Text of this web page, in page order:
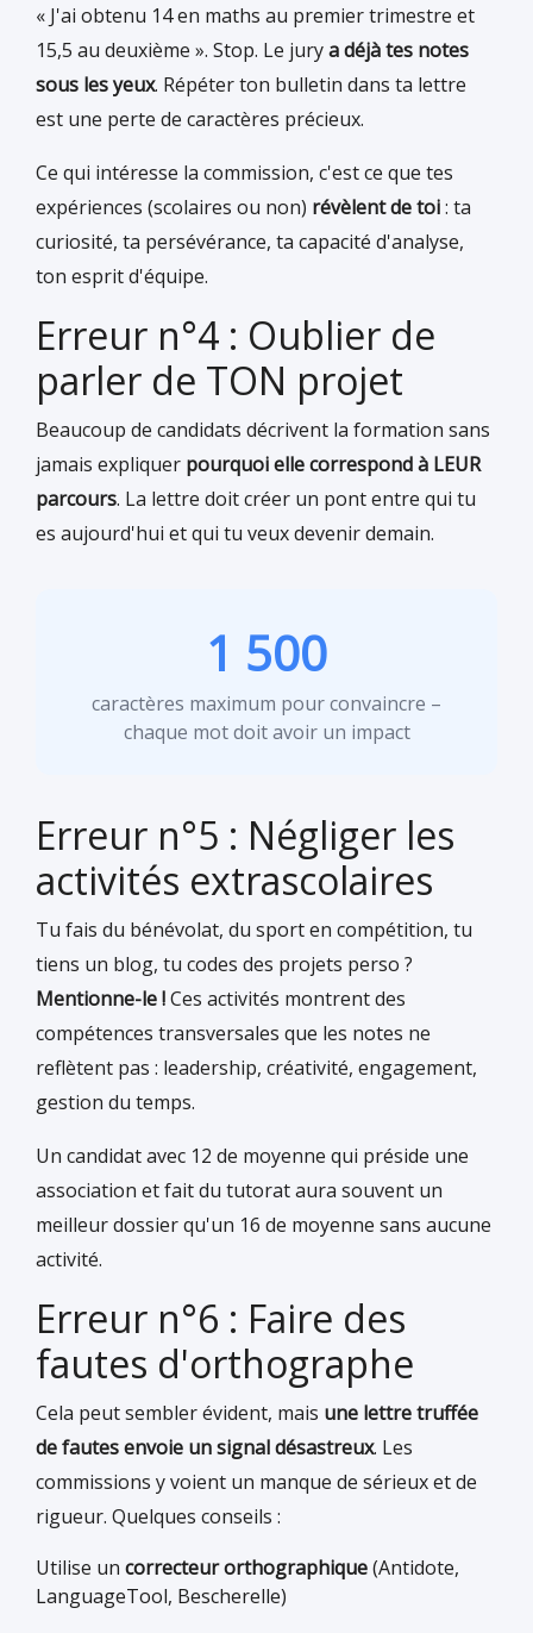
« J'ai obtenu 14 en maths au premier trimestre et
15,5 au deuxième ». Stop. Le jurya déjà tes notes
sous les yeux. Répéter ton bulletin dans ta lettre
est une perte de caractères précieux.
Ce qui intéresse la commission, c'est ce que tes
expériences (scolaires ou non) révèlent de toi: ta
curiosité, ta persévérance, ta capacité d'analyse,
ton esprit d'équipe.
Erreur n°4 : Oublier de
parler de TON projet
Beaucoup de candidats décrivent la formation sans
jamais expliquer pourquoi elle correspond à LEUR
parcours. La lettre doit créer un pont entre qui tu
es aujourd'hui et qui tu veux devenir demain.
1 500
caractères maximum pour convaincre –
chaque mot doit avoir un impact
Erreur n°5 : Négliger les
activités extrascolaires
Tu fais du bénévolat, du sport en compétition, tu
tiens un blog, tu codes des projets perso ?
Mentionne-le !Ces activités montrent des
compétences transversales que les notes ne
reflètent pas : leadership, créativité, engagement,
gestion du temps.
Un candidat avec 12 de moyenne qui préside une
association et fait du tutorat aura souvent un
meilleur dossier qu'un 16 de moyenne sans aucune
activité.
Erreur n°6 : Faire des
fautes d'orthographe
Cela peut sembler évident, mais une lettre truffée
de fautes envoie un signal désastreux. Les
commissions y voient un manque de sérieux et de
rigueur. Quelques conseils :
Utilise un correcteur orthographique(Antidote,
LanguageTool, Bescherelle)